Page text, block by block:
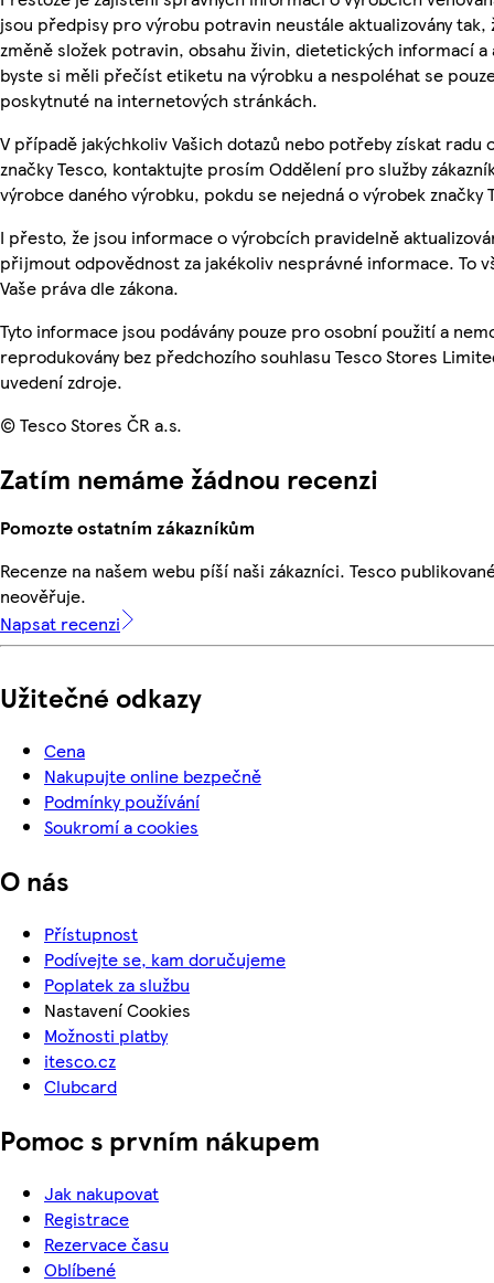
jsou předpisy pro výrobu potravin neustále aktualizovány tak,
změně složek potravin, obsahu živin, dietetických informací a
byste si měli přečíst etiketu na výrobku a nespoléhat se
poskytnuté na internetových stránkách.
V případě jakýchkoliv Vašich dotazů nebo potřeby získat radu
značky Tesco, kontaktujte prosím Oddělení pro služby
výrobce daného výrobku, pokdu se nejedná o výrobek značky
I přesto, že jsou informace o výrobcích pravidelně
přijmout odpovědnost za jakékoliv nesprávné informace. To
Vaše práva dle zákona.
Tyto informace jsou podávány pouze pro osobní použití a
reprodukovány bez předchozího souhlasu Tesco Stores
uvedení zdroje.
© Tesco Stores ČR a.s.
Zatím nemáme žádnou recenzi
Pomozte ostatním zákazníkům
Recenze na našem webu píší naši zákazníci. Tesco
neověřuje.
Napsat recenzi
Užitečné odkazy
Cena
Nakupujte online bezpečně
Podmínky používání
Soukromí a cookies
O nás
Přístupnost
Podívejte se, kam doručujeme
Poplatek za službu
Nastavení Cookies
Možnosti platby
itesco.cz
Clubcard
Pomoc s prvním nákupem
Jak nakupovat
Registrace
Rezervace času
Oblíbené